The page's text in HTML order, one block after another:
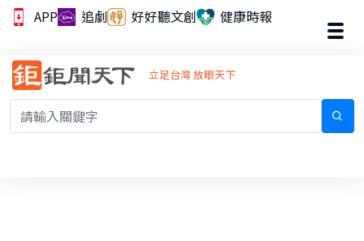
APP 追劇 好好聽文創 健康時報
立足台灣 放眼天下